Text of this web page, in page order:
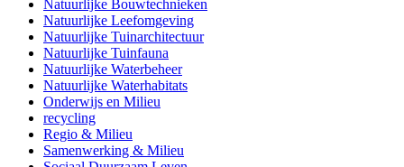
Natuurlijke Bouwtechnieken
Natuurlijke Leefomgeving
Natuurlijke Tuinarchitectuur
Natuurlijke Tuinfauna
Natuurlijke Waterbeheer
Natuurlijke Waterhabitats
Onderwijs en Milieu
recycling
Regio & Milieu
Samenwerking & Milieu